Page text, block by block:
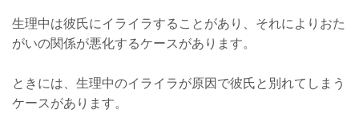
生理中は彼氏にイライラすることがあり、それによりおた
がいの関係が悪化するケースがあります。
ときには、生理中のイライラが原因で彼氏と別れてしまう
ケースがあります。